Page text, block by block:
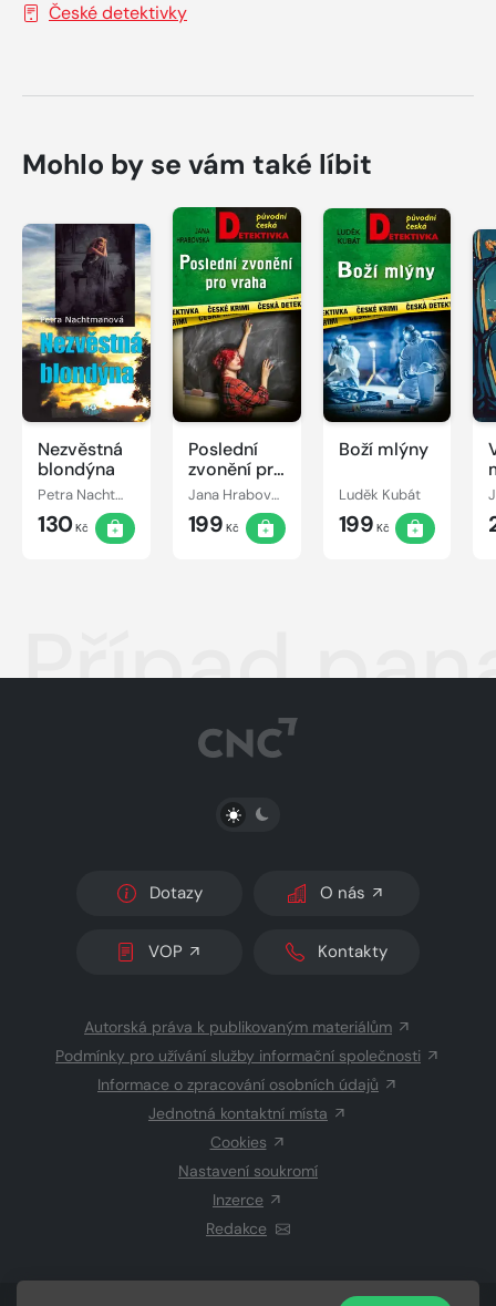
České detektivky
Mohlo by se vám také líbit
Nezvěstná
blondýna
Petra Nachtmanová
130Kč
Poslední
zvonění pro
vraha
Jana Hrabovská
199 Kč
Boží mlýny
Luděk Kubát
199 Kč
Případ
PŘEPNOUT SVĚTLÝ/TMAVÝ REŽIM
Dotazy O nás
VOP Kontakty
Autorská práva k publikovaným materiálům
Podmínky pro užívání služby informační společnosti
Informace o zpracování osobních údajů
Jednotná kontaktní místa
Cookies
Nastavení soukromí
Inzerce
Redakce